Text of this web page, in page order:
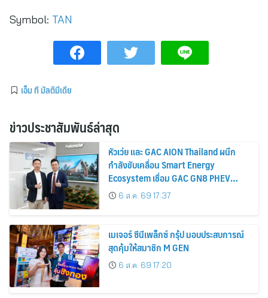
Symbol: TAN
เอ็ม ที มัลติมีเดีย
ข่าวประชาสัมพันธ์ล่าสุด
หัวเว่ย และ GAC AION Thailand ผนึก
กำลังขับเคลื่อน Smart Energy
Ecosystem เชื่อม GAC GN8 PHEV
รถยนต์ MPV ระดับพรีเมียม เข้ากับ
พลังงานแสงอาทิตย์ภายในบ้าน
6 ส.ค. 69 17:37
เมเจอร์ ซีนีเพล็กซ์ กรุ้ป มอบประสบการณ์
สุดคุ้มให้สมาชิก M GEN
6 ส.ค. 69 17:20